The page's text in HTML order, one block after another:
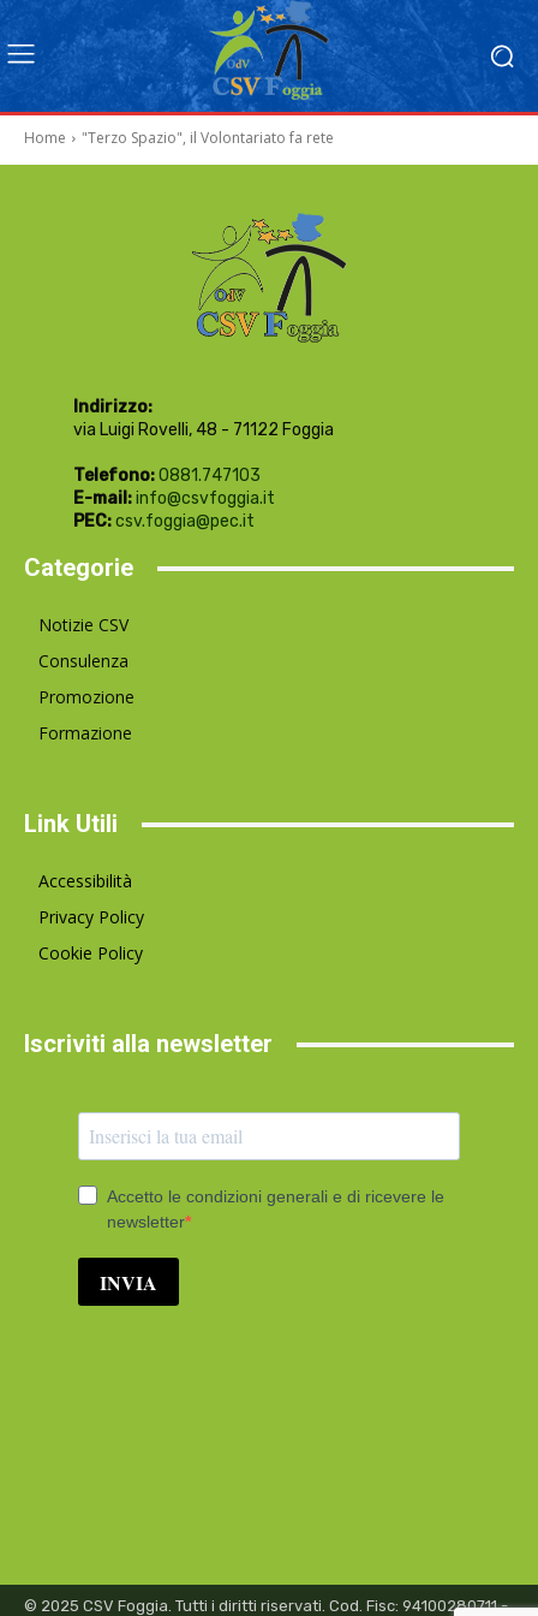
Home "Terzo Spazio", il Volontariato fa rete
Indirizzo:
via Luigi Rovelli, 48 - 71122 Foggia
Telefono:0881.747103
E-mail:info@csvfoggia.it
PEC:csv.foggia@pec.it
Categorie
Notizie CSV
Consulenza
Promozione
Formazione
Link Utili
Accessibilità
Privacy Policy
Cookie Policy
Iscriviti alla newsletter
© 2025 CSV Foggia. Tutti i diritti riservati. Cod. Fisc: 94100280711 -